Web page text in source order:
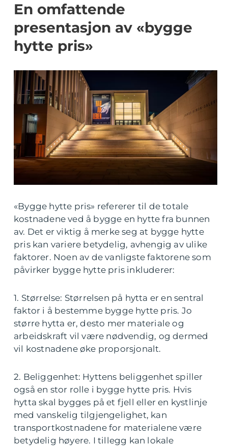
En omfattende
presentasjon av «bygge
hytte pris»
«Bygge hytte pris» refererer til de totale
kostnadene ved å bygge en hytte fra bunnen
av. Det er viktig å merke seg at bygge hytte
pris kan variere betydelig, avhengig av ulike
faktorer. Noen av de vanligste faktorene som
påvirker bygge hytte pris inkluderer:
1. Størrelse: Størrelsen på hytta er en sentral
faktor i å bestemme bygge hytte pris. Jo
større hytta er, desto mer materiale og
arbeidskraft vil være nødvendig, og dermed
vil kostnadene øke proporsjonalt.
2. Beliggenhet: Hyttens beliggenhet spiller
også en stor rolle i bygge hytte pris. Hvis
hytta skal bygges på et fjell eller en kystlinje
med vanskelig tilgjengelighet, kan
transportkostnadene for materialene være
betydelig høyere. I tillegg kan lokale